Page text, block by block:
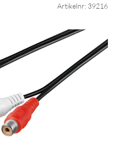
Artikelnr: 39216